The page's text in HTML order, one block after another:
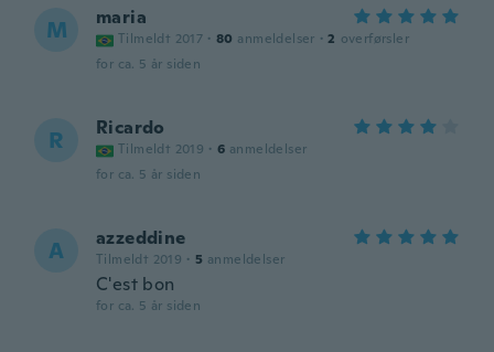
M maria
Tilmeldt 2017 · 80 anmeldelser · 2 overførsler
for ca. 5 år siden
R Ricardo
Tilmeldt 2019 · 6 anmeldelser
for ca. 5 år siden
A azzeddine
Tilmeldt 2019 · 5 anmeldelser
C'est bon
for ca. 5 år siden